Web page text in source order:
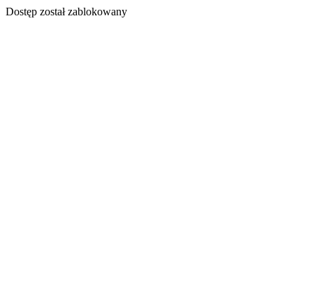
Dostęp został zablokowany